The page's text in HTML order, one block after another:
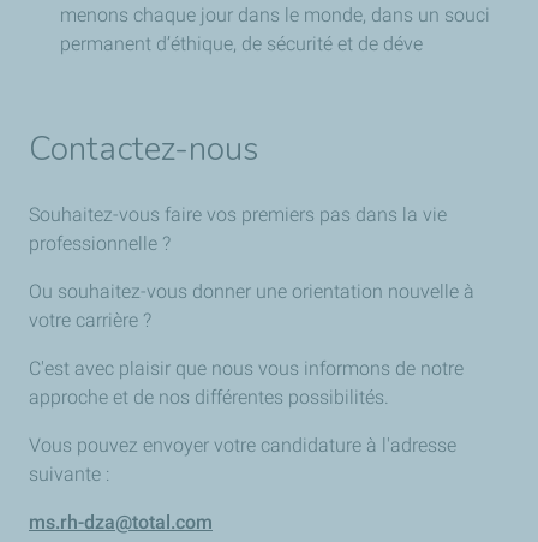
menons chaque jour dans le monde, dans un souci
permanent d’éthique, de sécurité et de déve
Contactez-nous
Souhaitez-vous faire vos premiers pas dans la vie
professionnelle ?
Ou souhaitez-vous donner une orientation nouvelle à
votre carrière ?
C'est avec plaisir que nous vous informons de notre
approche et de nos différentes possibilités.
Vous pouvez envoyer votre candidature à l'adresse
suivante :
ms.rh-dza@total.com